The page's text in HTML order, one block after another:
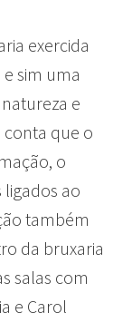
exercida
sim uma
e
conta que o
o
ao
também
da bruxaria
salas com
e Carol